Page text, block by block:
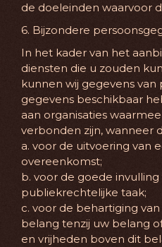
de doeleinden waarvoor
6. Bijzondere
In het kader van het
diensten die u zouden
kunnen wij gegevens van
gegevens beschikbaar
aan organisaties
verbonden zijn, wanneer
a. voor de uitvoering van
overeenkomst;
b. voor de goede invulling
publiekrechtelijke taak;
c. voor de behartiging
belang tenzij uw belang
en vrijheden boven dit